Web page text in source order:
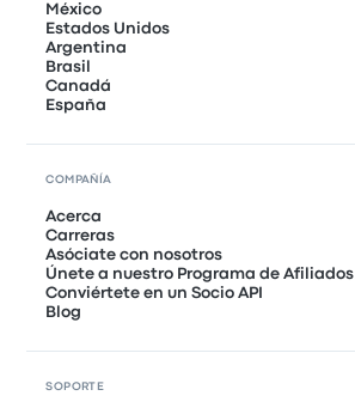
México
Estados Unidos
Argentina
Brasil
Canadá
España
COMPAÑÍA
Acerca
Carreras
Asóciate con nosotros
Únete a nuestro Programa de Afiliados
Conviértete en un Socio API
Blog
SOPORTE